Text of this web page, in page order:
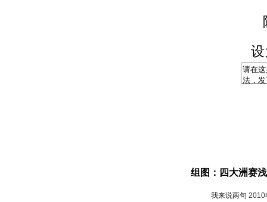
组图：四大洲赛
我来说两句 2010